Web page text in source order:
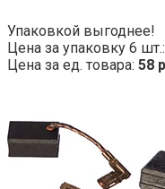
Упаковкой выгоднее!
Цена за упаковку 6 шт.:
Цена за ед. товара: 58